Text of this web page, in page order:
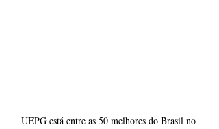
UEPG está entre as 50 melhores do Brasil no